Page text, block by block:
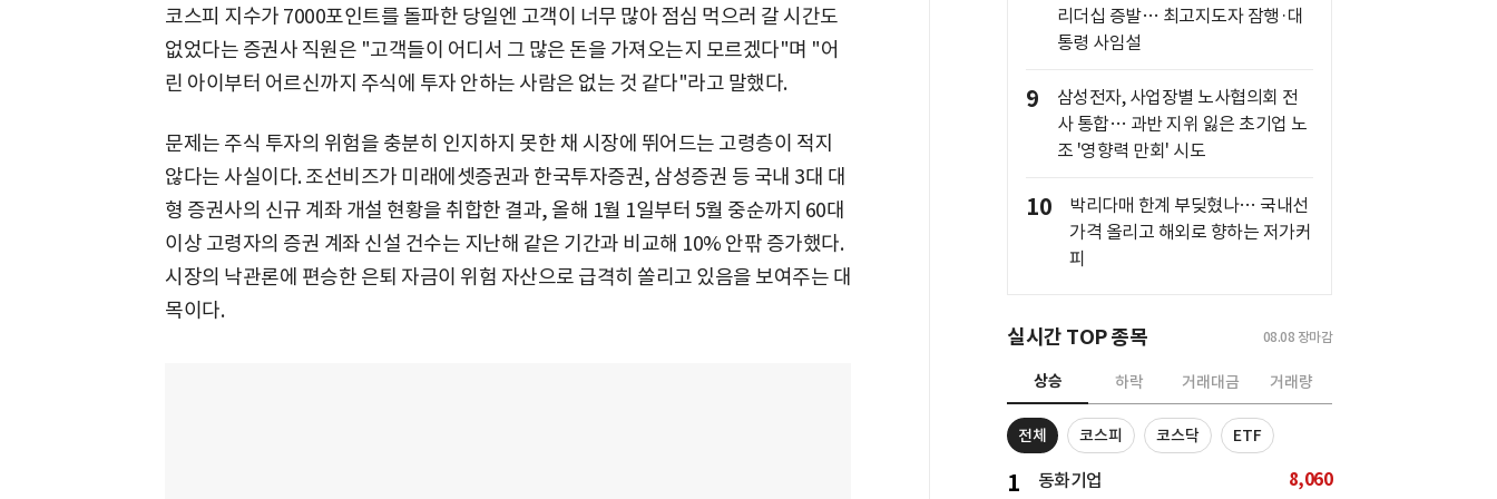
코스피 지수가 7000포인트를 돌파한 당일엔 고객이 너무 많아 점심 먹으러 갈 시간도
없었다는 증권사 직원은 "고객들이 어디서 그 많은 돈을 가져오는지 모르겠다"며 "어
린 아이부터 어르신까지 주식에 투자 안하는 사람은 없는 것 같다"라고 말했다.
문제는 주식 투자의 위험을 충분히 인지하지 못한 채 시장에 뛰어드는 고령층이 적지
않다는 사실이다. 조선비즈가 미래에셋증권과 한국투자증권, 삼성증권 등 국내 3대 대
형 증권사의 신규 계좌 개설 현황을 취합한 결과, 올해 1월 1일부터 5월 중순까지 60대
이상 고령자의 증권 계좌 신설 건수는 지난해 같은 기간과 비교해 10% 안팎 증가했다.
시장의 낙관론에 편승한 은퇴 자금이 위험 자산으로 급격히 쏠리고 있음을 보여주는 대
목이다.
리더십 증발… 최고지도자 잠행·대
통령 사임설
9
삼성전자, 사업장별 노사협의회 전
사 통합… 과반 지위 잃은 초기업 노
조 '영향력 만회' 시도
10
박리다매 한계 부딪혔나… 국내선
가격 올리고 해외로 향하는 저가커
피
실시간 TOP 종목 08.08 장마감
상승 하락 거래대금 거래량
전체 코스피 코스닥 ETF
1 동화기업 8,060